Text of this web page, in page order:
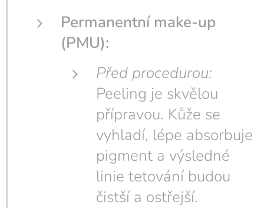
Permanentní make-up
(PMU):
Před procedurou:
Peeling je skvělou
přípravou. Kůže se
vyhladí, lépe absorbuje
pigment a výsledné
linie tetování budou
čistší a ostřejší.